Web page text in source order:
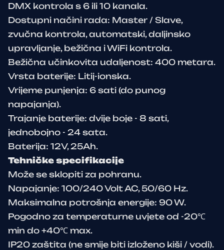
DMX kontrola s 6 ili 10 kanala.
Dostupni načini rada: Master / Slave,
zvučna kontrola, automatski, daljinsko
upravljanje, bežična i WiFi kontrola.
Bežična učinkovita udaljenost: 400 metara.
Vrsta baterije: Litij-ionska.
Vrijeme punjenja: 6 sati (do punog
napajanja).
Trajanje baterije: dvije boje - 8 sati,
jednobojno - 24 sata.
Baterija: 12V, 25Ah.
Tehničke specifikacije
Može se sklopiti za pohranu.
Napajanje: 100/240 Volt AC, 50/60 Hz.
Maksimalna potrošnja energije: 90 W.
Pogodno za temperaturne uvjete od -20℃
min do +40℃ max.
IP20 zaštita (ne smije biti izloženo kiši / vodi).